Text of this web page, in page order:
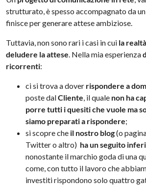
strutturato, è spesso accompagnato da
finisce per generare attese ambiziose.
Tuttavia, non sono rari i casi in cui la
deludere la attese. Nella mia esperienza
ricorrenti:
ci si trova a dover rispondere a
poste dalCliente, il quale non ha
porre tutti i quesiti che vuole ma
siamo preparati a rispondere;
si scopre che il nostro blog(o
Twitter o altro) ha un seguito
nonostante il marchio goda di una
come, con tutto il lavoro che
investiti rispondono solo quattro